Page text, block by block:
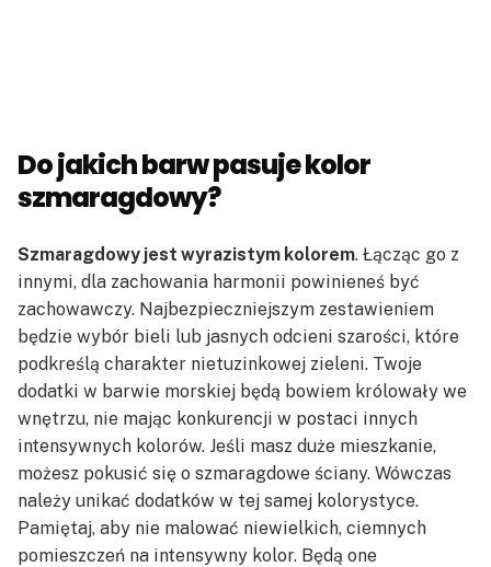
Do jakich barw pasuje kolor
szmaragdowy?
Szmaragdowy jest wyrazistym kolorem. Łącząc go z
innymi, dla zachowania harmonii powinieneś być
zachowawczy. Najbezpieczniejszym zestawieniem
będzie wybór bieli lub jasnych odcieni szarości, które
podkreślą charakter nietuzinkowej zieleni. Twoje
dodatki w barwie morskiej będą bowiem królowały we
wnętrzu, nie mając konkurencji w postaci innych
intensywnych kolorów. Jeśli masz duże mieszkanie,
możesz pokusić się o szmaragdowe ściany. Wówczas
należy unikać dodatków w tej samej kolorystyce.
Pamiętaj, aby nie malować niewielkich, ciemnych
pomieszczeń na intensywny kolor. Będą one